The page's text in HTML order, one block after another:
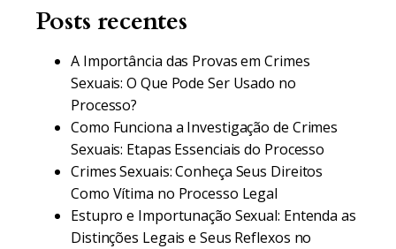
Posts recentes
A Importância das Provas em Crimes
Sexuais: O Que Pode Ser Usado no
Processo?
Como Funciona a Investigação de Crimes
Sexuais: Etapas Essenciais do Processo
Crimes Sexuais: Conheça Seus Direitos
Como Vítima no Processo Legal
Estupro e Importunação Sexual: Entenda as
Distinções Legais e Seus Reflexos no